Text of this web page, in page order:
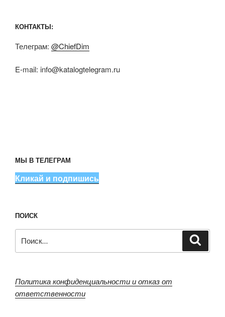
КОНТАКТЫ:
Телеграм: @ChiefDim
E-mail: info@katalogtelegram.ru
МЫ В ТЕЛЕГРАМ
Кликай и подпишись
ПОИСК
Политика конфиденциальности и отказ от
ответственности